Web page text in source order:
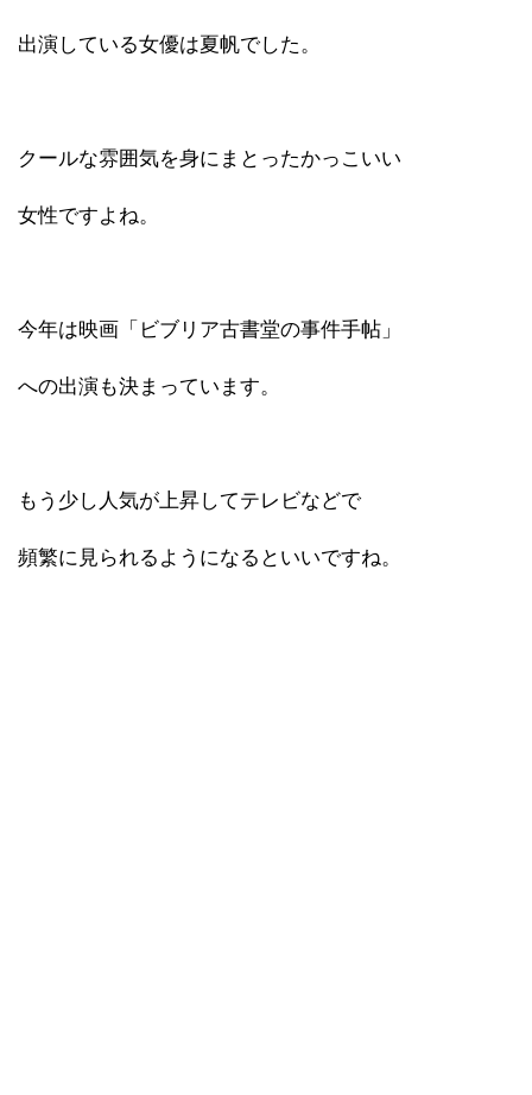
出演している女優は夏帆でした。
クールな雰囲気を身にまとったかっこいい
女性ですよね。
今年は映画「ビブリア古書堂の事件手帖」
への出演も決まっています。
もう少し人気が上昇してテレビなどで
頻繁に見られるようになるといいですね。